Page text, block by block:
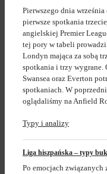
Pierwszego dnia września
pierwsze spotkania
angielskiej Premier
tej pory w tabeli prowadzi
Londyn mająca za sobą
spotkania i trzy wygrane.
Swansea oraz Everton
spotkaniach. W
oglądaliśmy na Anfield
Typy i analizy
Liga hiszpańska – typy
Po emocjach związanych